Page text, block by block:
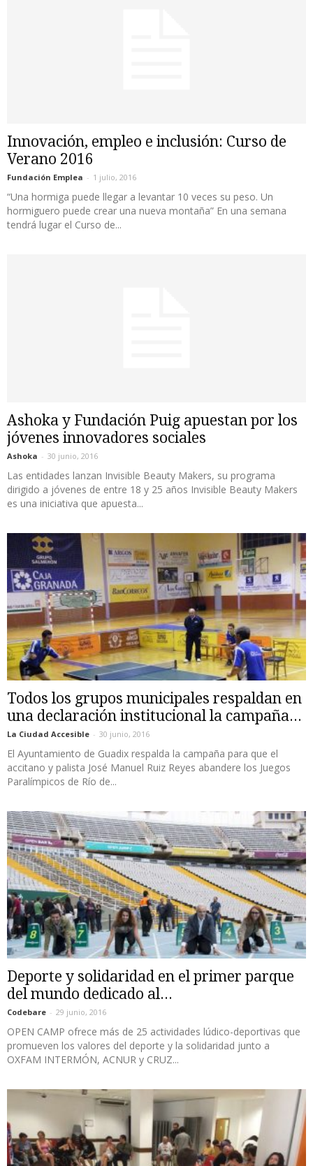
Innovación, empleo e inclusión: Curso de
Verano 2016
Fundación Emplea - 1 julio, 2016
“Una hormiga puede llegar a levantar 10 veces su peso. Un
hormiguero puede crear una nueva montaña” En una semana
tendrá lugar el Curso de...
Ashoka y Fundación Puig apuestan por los
jóvenes innovadores sociales
Ashoka - 30 junio, 2016
Las entidades lanzan Invisible Beauty Makers, su programa
dirigido a jóvenes de entre 18 y 25 años Invisible Beauty Makers
es una iniciativa que apuesta...
Todos los grupos municipales respaldan en
una declaración institucional la campaña...
La Ciudad Accesible - 30 junio, 2016
El Ayuntamiento de Guadix respalda la campaña para que el
accitano y palista José Manuel Ruiz Reyes abandere los Juegos
Paralímpicos de Río de...
Deporte y solidaridad en el primer parque
del mundo dedicado al...
Codebare - 29 junio, 2016
OPEN CAMP ofrece más de 25 actividades lúdico-deportivas que
promueven los valores del deporte y la solidaridad junto a
OXFAM INTERMÓN, ACNUR y CRUZ...